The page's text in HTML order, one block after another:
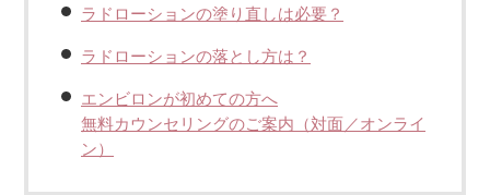
ラドローションの塗り直しは必要？
ラドローションの落とし方は？
エンビロンが初めての方へ
無料カウンセリングのご案内（対面／オンライ
ン）